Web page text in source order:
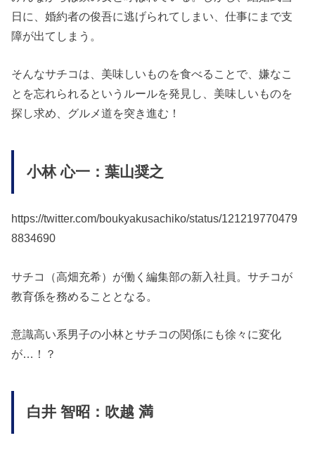
日に、婚約者の俊吾に逃げられてしまい、仕事にまで支
障が出てしまう。
そんなサチコは、美味しいものを食べることで、嫌なこ
とを忘れられるというルールを発見し、美味しいものを
探し求め、グルメ道を突き進む！
小林 心一：葉山奨之
https://twitter.com/boukyakusachiko/status/121219770479
8834690
サチコ（高畑充希）が働く編集部の新入社員。サチコが
教育係を務めることとなる。
意識高い系男子の小林とサチコの関係にも徐々に変化
が…！？
白井 智昭：吹越 満